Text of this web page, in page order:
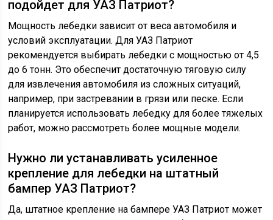
подойдет для УАЗ Патриот?
Мощность лебедки зависит от веса автомобиля и
условий эксплуатации. Для УАЗ Патриот
рекомендуется выбирать лебедки с мощностью от 4,5
до 6 тонн. Это обеспечит достаточную тяговую силу
для извлечения автомобиля из сложных ситуаций,
например, при застревании в грязи или песке. Если
планируется использовать лебедку для более тяжелых
работ, можно рассмотреть более мощные модели.
Нужно ли устанавливать усиленное
крепление для лебедки на штатный
бампер УАЗ Патриот?
Да, штатное крепление на бампере УАЗ Патриот может